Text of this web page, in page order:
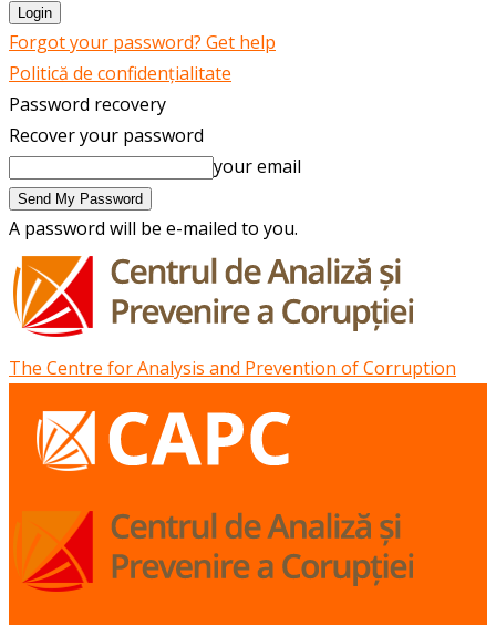
Forgot your password? Get help
Politică de confidențialitate
Password recovery
Recover your password
your email
A password will be e-mailed to you.
The Centre for Analysis and Prevention of Corruption